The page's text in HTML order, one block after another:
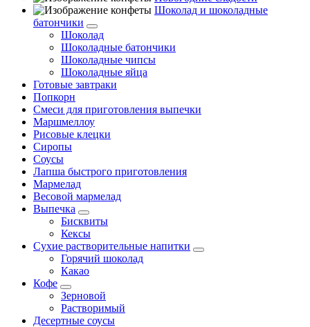
Шоколад и шоколадные
батончики
Шоколад
Шоколадные батончики
Шоколадные чипсы
Шоколадные яйца
Готовые завтраки
Попкорн
Смеси для приготовления выпечки
Маршмеллоу
Рисовые клецки
Сиропы
Соусы
Лапша быстрого приготовления
Мармелад
Весовой мармелад
Выпечка
Бисквиты
Кексы
Сухие растворительные напитки
Горячий шоколад
Какао
Кофе
Зерновой
Растворимый
Десертные соусы